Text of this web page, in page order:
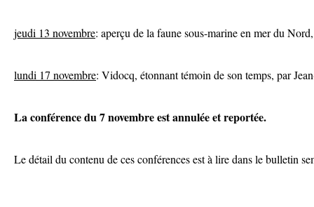
jeudi 13 novembre: aperçu de la faune sous-marine en mer du
lundi 17 novembre: Vidocq, étonnant témoin de son temps, par
La conférence du 7 novembre est annulée et reportée.
Le détail du contenu de ces conférences est à lire dans le bulletin